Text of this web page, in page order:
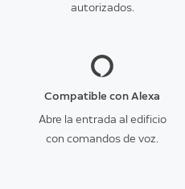
autorizados.
Compatible con Alexa
Abre la entrada al edificio
con comandos de voz.